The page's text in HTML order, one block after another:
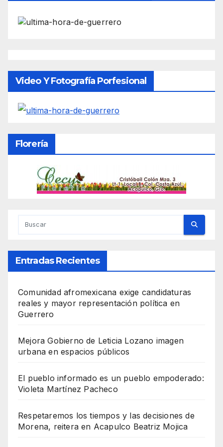
Video Y Fotografía Porfesional
Florería
Entradas Recientes
Comunidad afromexicana exige candidaturas
reales y mayor representación política en
Guerrero
Mejora Gobierno de Leticia Lozano imagen
urbana en espacios públicos
El pueblo informado es un pueblo empoderado:
Violeta Martínez Pacheco
Respetaremos los tiempos y las decisiones de
Morena, reitera en Acapulco Beatriz Mojica